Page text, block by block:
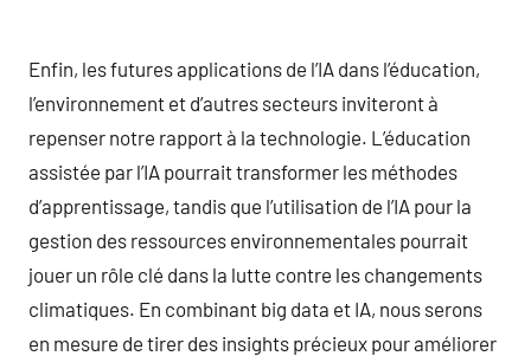
Enfin, les futures applications de l’IA dans l’éducation,
l’environnement et d’autres secteurs inviteront à
repenser notre rapport à la technologie. L’éducation
assistée par l’IA pourrait transformer les méthodes
d’apprentissage, tandis que l’utilisation de l’IA pour la
gestion des ressources environnementales pourrait
jouer un rôle clé dans la lutte contre les changements
climatiques. En combinant big data et IA, nous serons
en mesure de tirer des insights précieux pour améliorer